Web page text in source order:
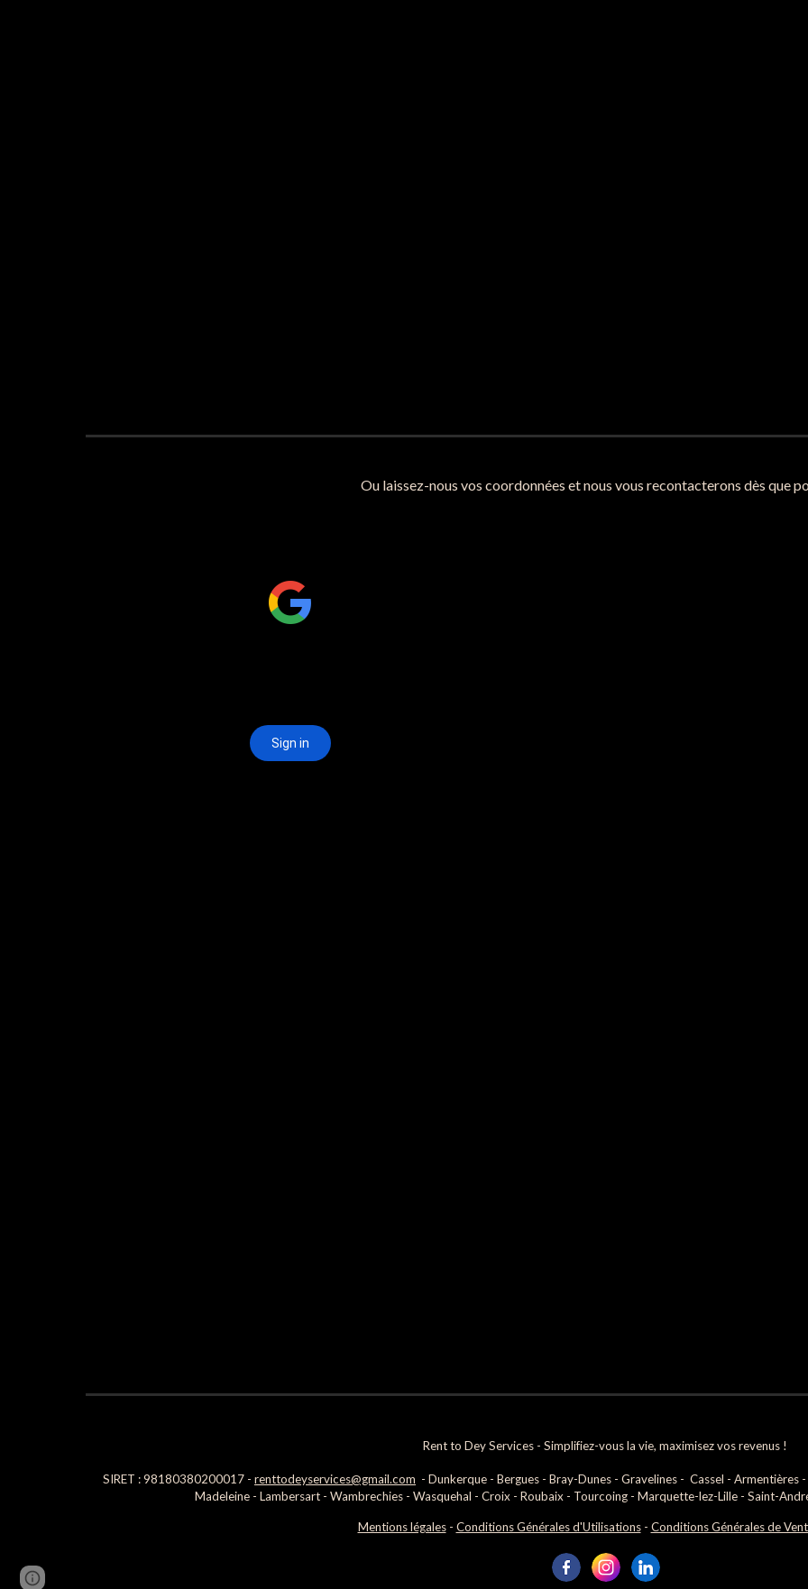
Ou laissez-nous vos coordonnées et nous vous recontacterons dès que
Rent to Dey Services - Simplifiez-vous la vie, maximisez vos revenus !
SIRET : 98180380200017 - renttodeyservices@gmail.com - Dunkerque - Bergues - Bray-Dunes - Gravelines - Cassel -
Madeleine - Lambersart - Wambrechies - Wasquehal - Croix - Roubaix - Tourcoing - Marquette-lez-Lille - Saint-
Mentions légales- Conditions Générales d'Utilisations- Conditions Générales de